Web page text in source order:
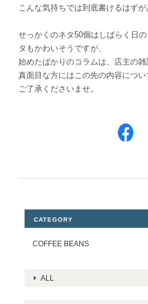
こんな気持ちでは到底書けるはずが
せっかくのネタ50個はしばらく日
タもかわいそうですが、
始めたばかりのコラムは、店主の雑
真面目な方にはこの先の内容につい
ご了承くださいませ。
CATEGORY
COFFEE BEANS
ALL